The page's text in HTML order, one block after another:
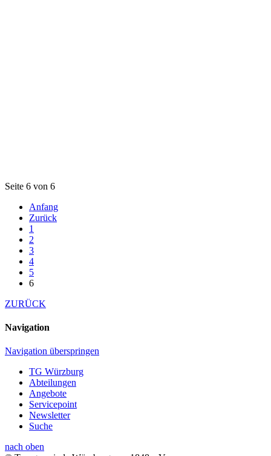
Seite 6 von 6
Anfang
Zurück
1
2
3
4
5
6
ZURÜCK
Navigation
Navigation überspringen
TG Würzburg
Abteilungen
Angebote
Servicepoint
Newsletter
Suche
nach oben